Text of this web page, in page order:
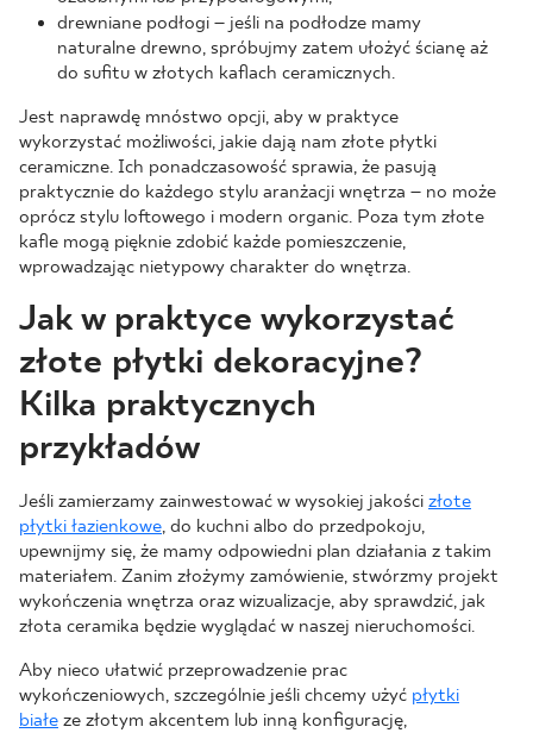
drewniane podłogi – jeśli na podłodze mamy
naturalne drewno, spróbujmy zatem ułożyć ścianę aż
do sufitu w złotych kaflach ceramicznych.
Jest naprawdę mnóstwo opcji, aby w praktyce
wykorzystać możliwości, jakie dają nam złote płytki
ceramiczne. Ich ponadczasowość sprawia, że pasują
praktycznie do każdego stylu aranżacji wnętrza – no może
oprócz stylu loftowego i modern organic. Poza tym złote
kafle mogą pięknie zdobić każde pomieszczenie,
wprowadzając nietypowy charakter do wnętrza.
Jak w praktyce wykorzystać
złote płytki dekoracyjne?
Kilka praktycznych
przykładów
Jeśli zamierzamy zainwestować w wysokiej jakości złote
płytki łazienkowe, do kuchni albo do przedpokoju,
upewnijmy się, że mamy odpowiedni plan działania z takim
materiałem. Zanim złożymy zamówienie, stwórzmy projekt
wykończenia wnętrza oraz wizualizacje, aby sprawdzić, jak
złota ceramika będzie wyglądać w naszej nieruchomości.
Aby nieco ułatwić przeprowadzenie prac
wykończeniowych, szczególnie jeśli chcemy użyć płytki
białe ze złotym akcentem lub inną konfigurację,